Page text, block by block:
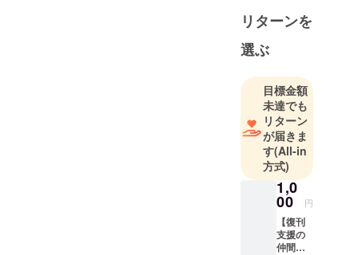
2016年に代
表（木原智
美）の父 木
『ソニー技
術の秘
密』、2017
年に盛田昭
夫著『学歴
無用論』を
復刊し、出
版社として
主にネット
販売を行っ
リターンを
選ぶ
目標金額
未達でも
リターン
が届きま
す(All-in
方式)
1,0
00 円
【復刊
支援の
仲間